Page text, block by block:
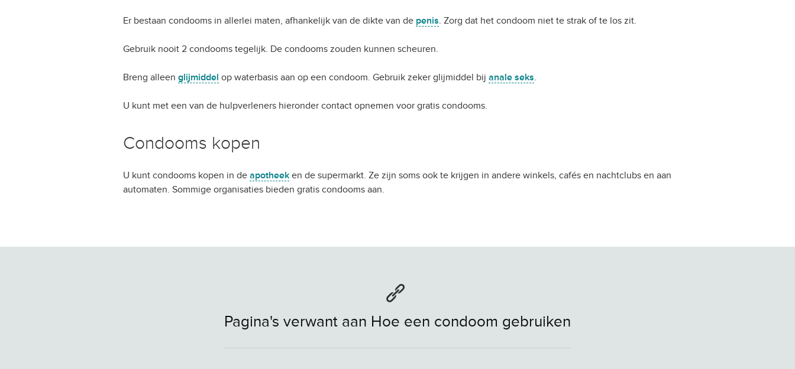
Er bestaan condooms in allerlei maten, afhankelijk van de dikte van de penis. Zorg dat het condoom niet te strak of te los zit.
Gebruik nooit 2 condooms tegelijk. De condooms zouden kunnen scheuren.
Breng alleen glijmiddel op waterbasis aan op een condoom. Gebruik zeker glijmiddel bij anale seks.
U kunt met een van de hulpverleners hieronder contact opnemen voor gratis condooms.
Condooms kopen
U kunt condooms kopen in de apotheek en de supermarkt. Ze zijn soms ook te krijgen in andere winkels, cafés en nachtclubs en aan
automaten. Sommige organisaties bieden gratis condooms aan.
Pagina's verwant aan Hoe een condoom gebruiken